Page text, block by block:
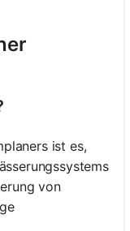
ist es,
von